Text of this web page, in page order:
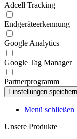
Adcell Tracking
Endgeräteerkennung
Google Analytics
Google Tag Manager
Partnerprogramm
Menü schließen
Unsere Produkte